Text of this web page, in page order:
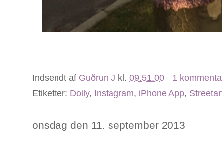
Indsendt af Guðrun J kl. 09.51.00
1
Etiketter: Doily, Instagram, iPhone App,
onsdag den 11. september 2013